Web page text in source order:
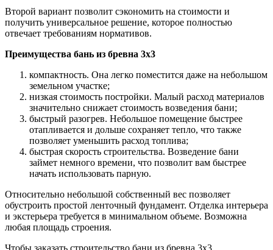
Второй вариант позволит сэкономить на стоимости и
получить универсальное решение, которое полностью
отвечает требованиям нормативов.
Преимущества бань из бревна 3х3
компактность. Она легко поместится даже на небольшом
земельном участке;
низкая стоимость постройки. Малый расход материалов
значительно снижает стоимость возведения бани;
быстрый разогрев. Небольшое помещение быстрее
отапливается и дольше сохраняет тепло, что также
позволяет уменьшить расход топлива;
быстрая скорость строительства. Возведение бани
займет немного времени, что позволит вам быстрее
начать использовать парную.
Относительно небольшой собственный вес позволяет
обустроить простой ленточный фундамент. Отделка интерьера
и экстерьера требуется в минимальном объеме. Возможна
любая площадь строения.